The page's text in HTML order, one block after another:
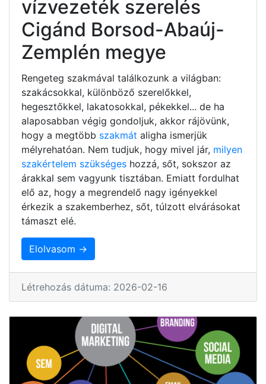
vízvezeték szerelés
Cigánd Borsod-Abaúj-
Zemplén megye
Rengeteg szakmával találkozunk a világban:
szakácsokkal, különböző szerelőkkel,
hegesztőkkel, lakatosokkal, pékekkel... de ha
alaposabban végig gondoljuk, akkor rájövünk,
hogy a megtöbb szakmát aligha ismerjük
mélyrehatóan. Nem tudjuk, hogy mivel jár, milyen
szakértelem szükséges hozzá, sőt, sokszor az
árakkal sem vagyunk tisztában. Emiatt fordulhat
elő az, hogy a megrendelő nagy igényekkel
érkezik a szakemberhez, sőt, túlzott elvárásokat
támaszt elé.
Elolvasom →
Létrehozás dátuma: 2026-02-16